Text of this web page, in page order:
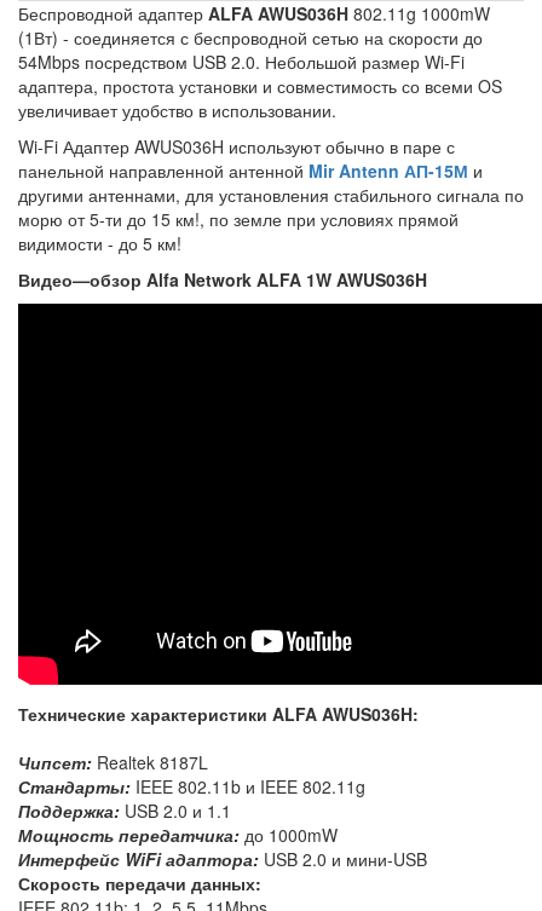
Беспроводной адаптер ALFA AWUS036H 802.11g 1000mW
(1Вт) - соединяется с беспроводной сетью на скорости до
54Mbps посредством USB 2.0. Небольшой размер Wi-Fi
адаптера, простота установки и совместимость со всеми OS
увеличивает удобство в использовании.
Wi-Fi Адаптер AWUS036H используют обычно в паре с
панельной направленной антенной Mir Antenn АП-15М и
другими антеннами, для установления стабильного сигнала по
морю от 5-ти до 15 км!, по земле при условиях прямой
видимости - до 5 км!
Видео—обзор Alfa Network ALFA 1W AWUS036H
Технические характеристики ALFA AWUS036H:
Чипсет: Realtek 8187L
Стандарты: IEEE 802.11b и IEEE 802.11g
Поддержка: USB 2.0 и 1.1
Мощность передатчика: до 1000mW
Интерфейс WiFi адаптора: USB 2.0 и мини-USB
Скорость передачи данных: